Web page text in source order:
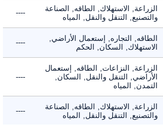
الزراعة, الاستهلاك, الطاقه, الصناعة
والتصنيع, التنقل والنقل, المياه
----
الطاقه, التجاره, إستعمال الأراضي,
الاستهلاك, السكان, الحكم
----
الزراعة, النزاعات, الطاقه, إستعمال
الأراضي, التنقل والنقل, السكان,
التمدن, المياه
----
الزراعة, الاستهلاك, الطاقه, الصناعة
والتصنيع, التنقل والنقل, المياه
----